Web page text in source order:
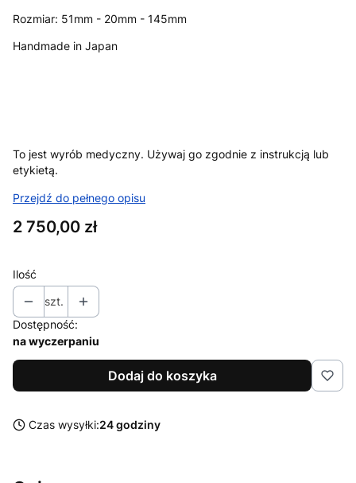
Rozmiar: 51mm - 20mm - 145mm
Handmade in Japan
To jest wyrób medyczny. Używaj go zgodnie z instrukcją lub
etykietą.
Przejdź do pełnego opisu
Cena
2 750,00 zł
Ilość
szt.
Dostępność:
na wyczerpaniu
Dodaj do koszyka
Czas wysyłki:24 godziny